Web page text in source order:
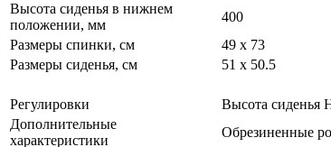
Высота сиденья в нижнем
положении, мм
400
Размеры спинки, см
49 x 73
Размеры сиденья, см
51 x 50.5
Регулировки
Высота сиденья
Дополнительные
характеристики
Обрезиненные